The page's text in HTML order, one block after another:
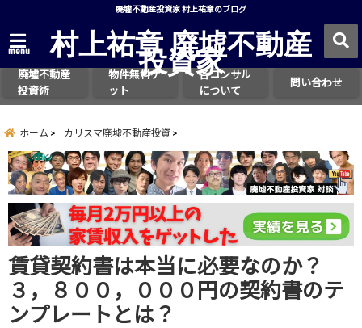
廃墟不動産投資家 村上祐章のブログ
menu 村上祐章 廃墟不動産
投資家
廃墟不動産
投資術
物件無料ゲ
ット
各コンサル
について
問い合わせ
ホーム カリスマ廃墟不動産投資
賃貸契約書は本当に必要なのか？
３，８００，０００円の契約書のテ
ンプレートとは？